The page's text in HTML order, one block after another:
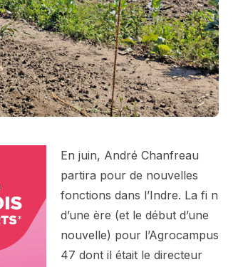
En juin, André Chanfreau
partira pour de nouvelles
fonctions dans l’Indre. La fi n
d’une ère (et le début d’une
nouvelle) pour l’Agrocampus
47 dont il était le directeur